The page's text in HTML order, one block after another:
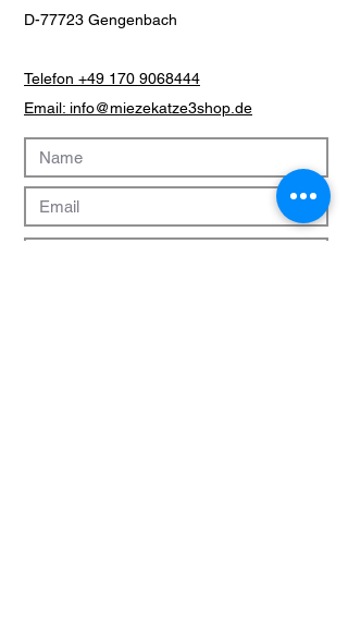
D-77723 Gengenbach
Telefon +49 170 9068444
Email: info@miezekatze3shop.de